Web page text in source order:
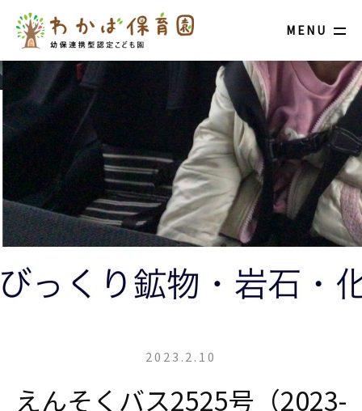
MENU
2023.2.10
えんそくバス2525号（2023-